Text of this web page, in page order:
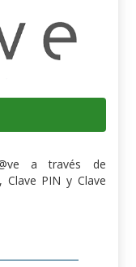
a través de
PIN y Clave